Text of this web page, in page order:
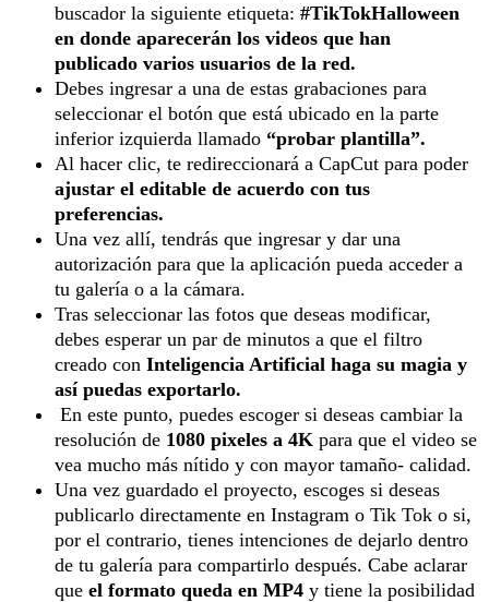
buscador la siguiente etiqueta: #TikTokHalloween
en donde aparecerán los videos que han
publicado varios usuarios de la red.
Debes ingresar a una de estas grabaciones para
seleccionar el botón que está ubicado en la parte
inferior izquierda llamado “probar plantilla”.
Al hacer clic, te redireccionará a CapCut para poder
ajustar el editable de acuerdo con tus
preferencias.
Una vez allí, tendrás que ingresar y dar una
autorización para que la aplicación pueda acceder a
tu galería o a la cámara.
Tras seleccionar las fotos que deseas modificar,
debes esperar un par de minutos a que el filtro
creado con Inteligencia Artificial haga su magia y
así puedas exportarlo.
En este punto, puedes escoger si deseas cambiar la
resolución de 1080 pixeles a 4K para que el video se
vea mucho más nítido y con mayor tamaño- calidad.
Una vez guardado el proyecto, escoges si deseas
publicarlo directamente en Instagram o Tik Tok o si,
por el contrario, tienes intenciones de dejarlo dentro
de tu galería para compartirlo después. Cabe aclarar
que el formato queda en MP4 y tiene la posibilidad